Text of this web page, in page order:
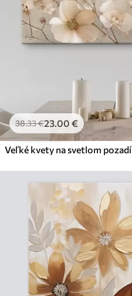
38.33€23.00 €
Veľké kvety na svetlom pozadí